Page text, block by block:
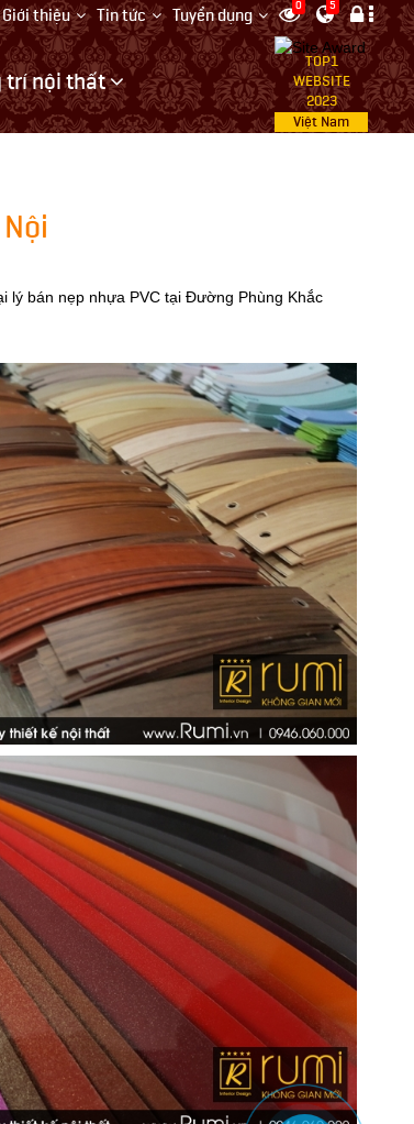
Giới thiệu Tin tức Tuyển dụng 0 5
nội thất
TOP1
WEBSITE
2023
Việt Nam
lý bán nẹp nhựa PVC tại Đường Phùng Khắc